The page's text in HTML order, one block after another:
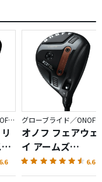
グローブライド／ONOFF AKA
6.6
オノフ フェアウェ
イ アームズ
AKA（2026）
6.6